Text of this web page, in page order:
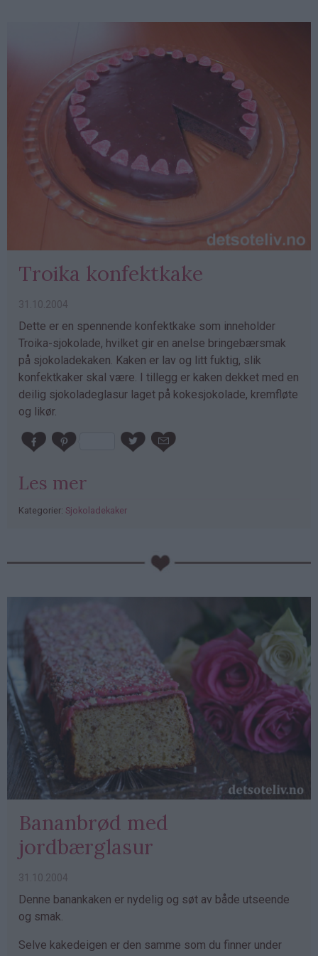
Troika konfektkake
31.10.2004
Dette er en spennende konfektkake som inneholder
Troika-sjokolade, hvilket gir en anelse bringebærsmak
på sjokoladekaken. Kaken er lav og litt fuktig, slik
konfektkaker skal være. I tillegg er kaken dekket med en
deilig sjokoladeglasur laget på kokesjokolade, kremfløte
og likør.
Les mer
Kategorier: Sjokoladekaker
Bananbrød med
jordbærglasur
31.10.2004
Denne banankaken er nydelig og søt av både utseende
og smak.
Selve kakedeigen er den samme som du finner under